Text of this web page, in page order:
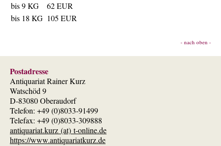
bis 9 KG
62 EUR
bis 18 KG 105 EUR
- nach oben -
Postadresse
Antiquariat Rainer Kurz
Watschöd 9
D-83080 Oberaudorf
Telefon: +49 (0)8033-91499
Telefax: +49 (0)8033-309888
antiquariat.kurz (at) t-online.de
https://www.antiquariatkurz.de